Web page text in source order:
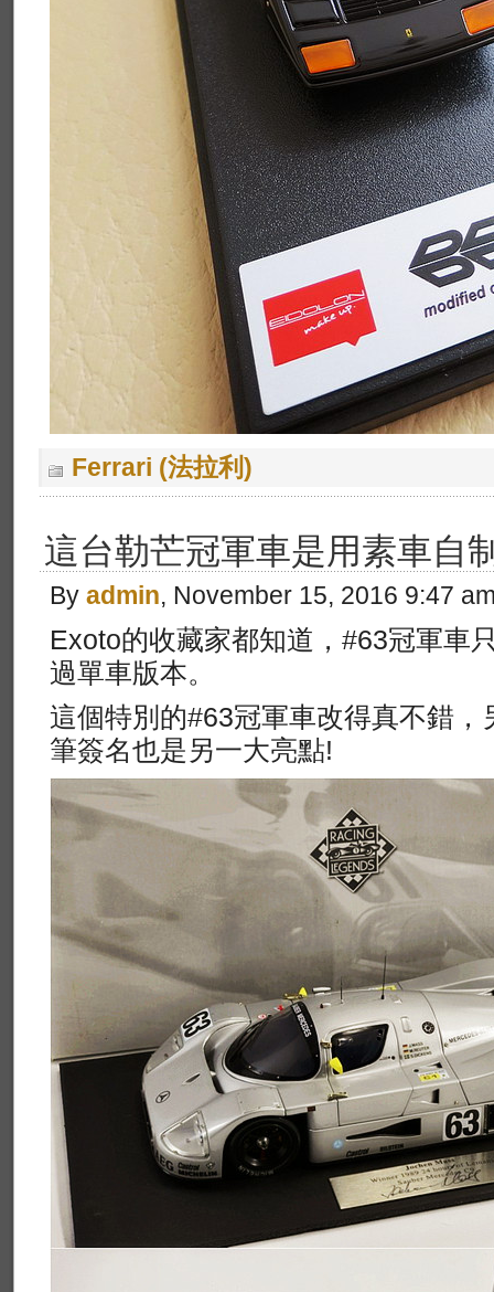
Ferrari (法拉利)
這台勒芒冠軍車是用素車自
By admin, November 15, 2016 9:47
Exoto的收藏家都知道，#63冠軍車
過單車版本。
這個特別的#63冠軍車改得真不錯
筆簽名也是另一大亮點!